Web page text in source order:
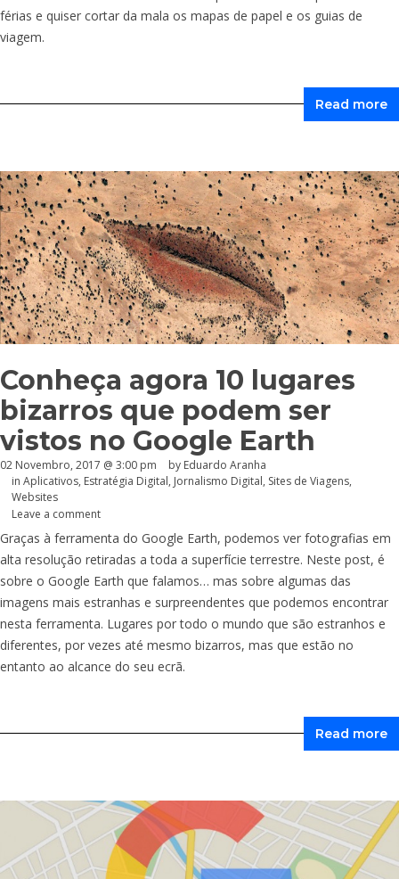
férias e quiser cortar da mala os mapas de papel e os guias de
viagem.
Read more
Conheça agora 10 lugares
bizarros que podem ser
vistos no Google Earth
02 Novembro, 2017 @ 3:00 pm by Eduardo Aranha
in Aplicativos, Estratégia Digital, Jornalismo Digital, Sites de Viagens,
Websites
Leave a comment
Graças à ferramenta do Google Earth, podemos ver fotografias em
alta resolução retiradas a toda a superfície terrestre. Neste post, é
sobre o Google Earth que falamos… mas sobre algumas das
imagens mais estranhas e surpreendentes que podemos encontrar
nesta ferramenta. Lugares por todo o mundo que são estranhos e
diferentes, por vezes até mesmo bizarros, mas que estão no
entanto ao alcance do seu ecrã.
Read more